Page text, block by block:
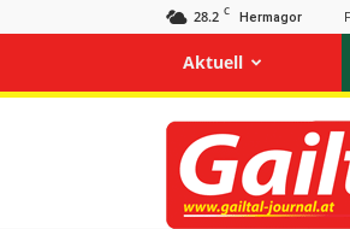
28.2 C Hermagor
Aktuell
Gailtal
Journal